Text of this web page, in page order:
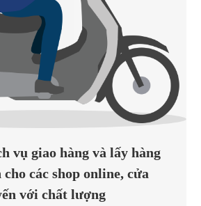
vụ giao hàng và lấy hàng
các shop online, cửa
với chất lượng